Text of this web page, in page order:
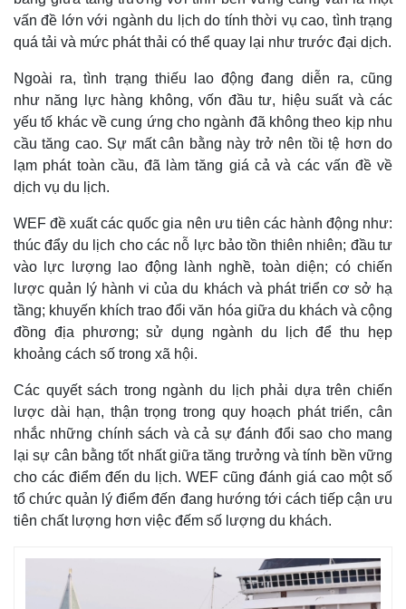
vấn đề lớn với ngành du lịch do tính thời vụ cao, tình trạng
quá tải và mức phát thải có thể quay lại như trước đại dịch.
Ngoài ra, tình trạng thiếu lao động đang diễn ra, cũng
như năng lực hàng không, vốn đầu tư, hiệu suất và các
yếu tố khác về cung ứng cho ngành đã không theo kịp nhu
cầu tăng cao. Sự mất cân bằng này trở nên tồi tệ hơn do
lạm phát toàn cầu, đã làm tăng giá cả và các vấn đề về
dịch vụ du lịch.
WEF đề xuất các quốc gia nên ưu tiên các hành động như:
thúc đẩy du lịch cho các nỗ lực bảo tồn thiên nhiên; đầu tư
vào lực lượng lao động lành nghề, toàn diện; có chiến
lược quản lý hành vi của du khách và phát triển cơ sở hạ
tầng; khuyến khích trao đổi văn hóa giữa du khách và cộng
đồng địa phương; sử dụng ngành du lịch để thu hẹp
khoảng cách số trong xã hội.
Các quyết sách trong ngành du lịch phải dựa trên chiến
lược dài hạn, thận trọng trong quy hoạch phát triển, cân
nhắc những chính sách và cả sự đánh đổi sao cho mang
lại sự cân bằng tốt nhất giữa tăng trưởng và tính bền vững
cho các điểm đến du lịch. WEF cũng đánh giá cao một số
tổ chức quản lý điểm đến đang hướng tới cách tiếp cận ưu
tiên chất lượng hơn việc đếm số lượng du khách.